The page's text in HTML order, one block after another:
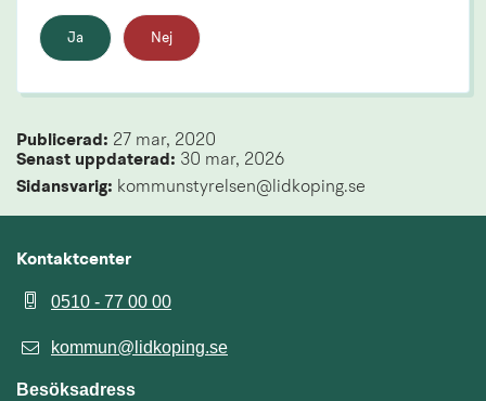
Ja Nej
Publicerad: 27 mar, 2020
Senast uppdaterad: 30 mar, 2026
Sidansvarig: kommunstyrelsen@lidkoping.se
Kontaktcenter
0510 - 77 00 00
kommun@lidkoping.se
Besöksadress